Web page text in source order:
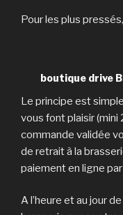
Pour les plus
boutique drive
Le principe est
vous font plaisir (mini
commande validée
de retrait à la
paiement en ligne
A l’heure et au jour